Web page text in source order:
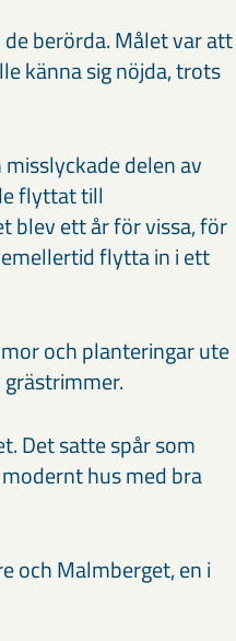
berörda. Målet var att
känna sig nöjda, trots
delen av
flyttat till
blev ett år för vissa, för
flytta in i ett
och planteringar ute
Det satte spår som
hus med bra
och Malmberget, en i